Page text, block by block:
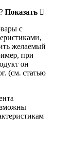
Показать
с
желаемый
при
он
(см. статью